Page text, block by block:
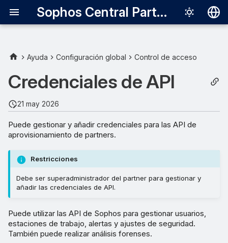
Sophos Central Partner
English
Italiano
日本語
中文（繁體）
Ayuda Configuración global Control de acceso
Credenciales de API
21 may 2026
Puede gestionar y añadir credenciales para las API de
aprovisionamiento de partners.
Restricciones
Debe ser superadministrador del partner para gestionar y
añadir las credenciales de API.
Puede utilizar las API de Sophos para gestionar usuarios,
estaciones de trabajo, alertas y ajustes de seguridad.
También puede realizar análisis forenses.